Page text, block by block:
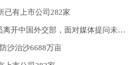
已有上市公司282家
每日讯息!日本外务省官员离开中国外交部，面对媒体提问未给出任何表态
沙治沙6688万亩